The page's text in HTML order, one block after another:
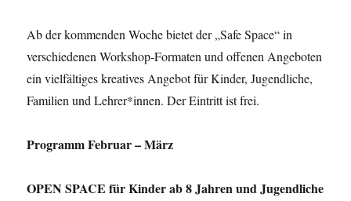
Ab der kommenden Woche bietet der „Safe Space“ in
verschiedenen Workshop-Formaten und offenen Angeboten
ein vielfältiges kreatives Angebot für Kinder, Jugendliche,
Familien und Lehrer*innen. Der Eintritt ist frei.
Programm Februar – März
OPEN SPACE für Kinder ab 8 Jahren und Jugendliche